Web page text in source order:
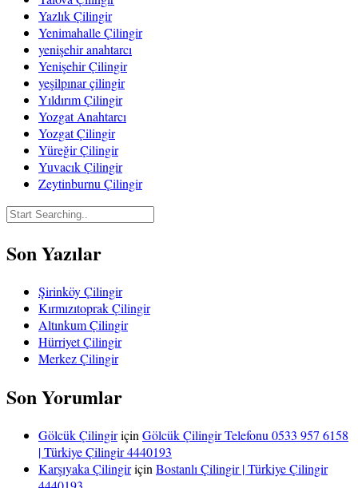
Yazlık Çilingir
Yenimahalle Çilingir
yenişehir anahtarcı
Yenişehir Çilingir
yeşilpınar çilingir
Yıldırım Çilingir
Yozgat Anahtarcı
Yozgat Çilingir
Yüreğir Çilingir
Yuvacık Çilingir
Zeytinburnu Çilingir
Son Yazılar
Şirinköy Çilingir
Kırmızıtoprak Çilingir
Altınkum Çilingir
Hürriyet Çilingir
Merkez Çilingir
Son Yorumlar
Gölcük Çilingiriçin Gölcük Çilingir Telefonu 0533 957 6158
| Türkiye Çilingir 4440193
Karşıyaka Çilingiriçin Bostanlı Çilingir | Türkiye Çilingir